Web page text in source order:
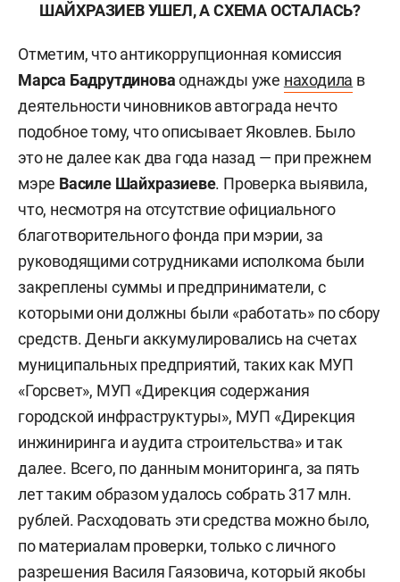
ШАЙХРАЗИЕВ УШЕЛ, А СХЕМА ОСТАЛАСЬ?
Отметим, что антикоррупционная комиссия
Марса Бадрутдиноваоднажды уже находила в
деятельности чиновников автограда нечто
подобное тому, что описывает Яковлев. Было
это не далее как два года назад — при прежнем
мэре Василе Шайхразиеве. Проверка выявила,
что, несмотря на отсутствие официального
благотворительного фонда при мэрии, за
руководящими сотрудниками исполкома были
закреплены суммы и предприниматели, с
которыми они должны были «работать» по сбору
средств. Деньги аккумулировались на счетах
муниципальных предприятий, таких как МУП
«Горсвет», МУП «Дирекция содержания
городской инфраструктуры», МУП «Дирекция
инжиниринга и аудита строительства» и так
далее. Всего, по данным мониторинга, за пять
лет таким образом удалось собрать 317 млн.
рублей. Расходовать эти средства можно было,
по материалам проверки, только с личного
разрешения Василя Гаязовича, который якобы